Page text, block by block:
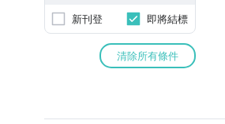
新刊登 即將結標
清除所有條件